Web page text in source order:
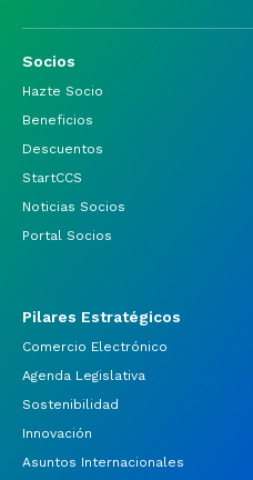
Socios
Hazte Socio
Beneficios
Descuentos
StartCCS
Noticias Socios
Portal Socios
Pilares Estratégicos
Comercio Electrónico
Agenda Legislativa
Sostenibilidad
Innovación
Asuntos Internacionales